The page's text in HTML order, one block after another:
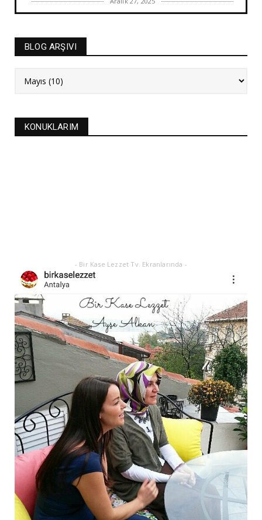
Alanya'nın düğünlerinin meşhur kurabiyesi- S
BLOG ARŞIVI
KONUKLARIM
- Bir Kase Lezzet Tv. Ekranlarında -